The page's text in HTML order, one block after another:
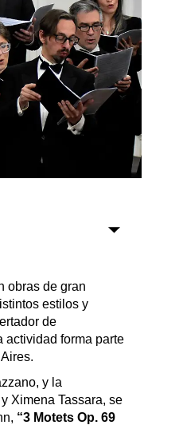
obras de gran
estilos y
de
actividad forma parte
y la
Ximena Tassara, se
“3 Motets Op. 69